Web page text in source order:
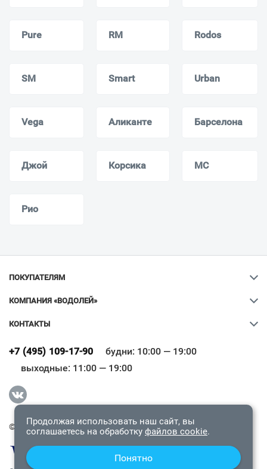
Pure RM Rodos
SM Smart Urban
Vega Аликанте Барселона
Джой Корсика МС
Рио
ПОКУПАТЕЛЯМ
КОМПАНИЯ «ВОДОЛЕЙ»
КОНТАКТЫ
+7 (495) 109-17-90
будни: 10:00 — 19:00
выходные: 11:00 — 19:00
© 2009-2026 «Водолей Онлайн». Все права защищены.
Всё верно
Продолжая использовать наш сайт, вы
соглашаетесь на обработку файлов cookie.
Понятно